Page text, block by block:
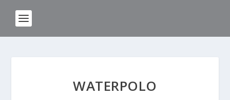
WATERPOLO